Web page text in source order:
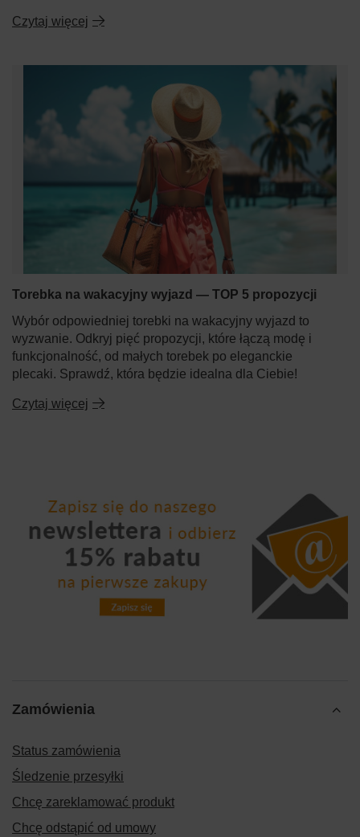
Czytaj więcej
Torebka na wakacyjny wyjazd — TOP 5 propozycji
Wybór odpowiedniej torebki na wakacyjny wyjazd to
wyzwanie. Odkryj pięć propozycji, które łączą modę i
funkcjonalność, od małych torebek po eleganckie
plecaki. Sprawdź, która będzie idealna dla Ciebie!
Czytaj więcej
Zamówienia
Status zamówienia
Śledzenie przesyłki
Chcę zareklamować produkt
Chcę odstąpić od umowy